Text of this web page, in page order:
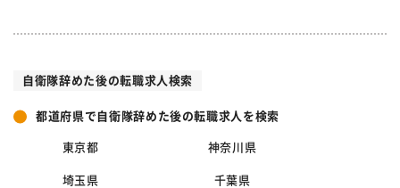
自衛隊辞めた後の転職求人検索
都道府県で自衛隊辞めた後の転職求人を検索
東京都 神奈川県
埼玉県 千葉県